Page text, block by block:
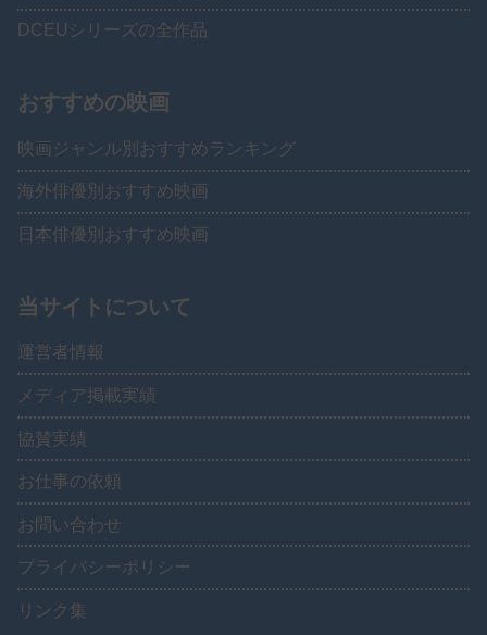
DCEUシリーズの全作品
おすすめの映画
映画ジャンル別おすすめランキング
海外俳優別おすすめ映画
日本俳優別おすすめ映画
当サイトについて
運営者情報
メディア掲載実績
協賛実績
お仕事の依頼
お問い合わせ
プライバシーポリシー
リンク集